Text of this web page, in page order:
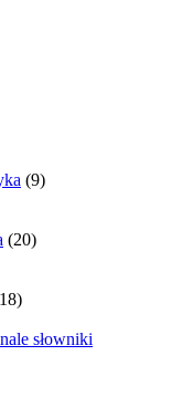
(9)
(20)
słowniki